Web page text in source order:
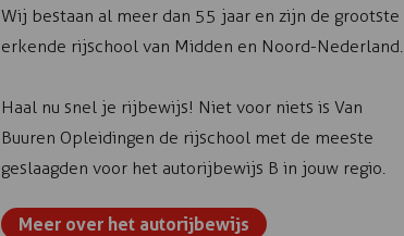
Wij bestaan al meer dan 55 jaar en zijn de grootste
erkende rijschool van Midden en Noord-Nederland.
Haal nu snel je rijbewijs! Niet voor niets is Van
Buuren Opleidingen de rijschool met de meeste
geslaagden voor het autorijbewijs B in jouw regio.
Meer over het autorijbewijs